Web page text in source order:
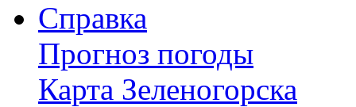
Справка
Прогноз погоды
Карта Зеленогорска